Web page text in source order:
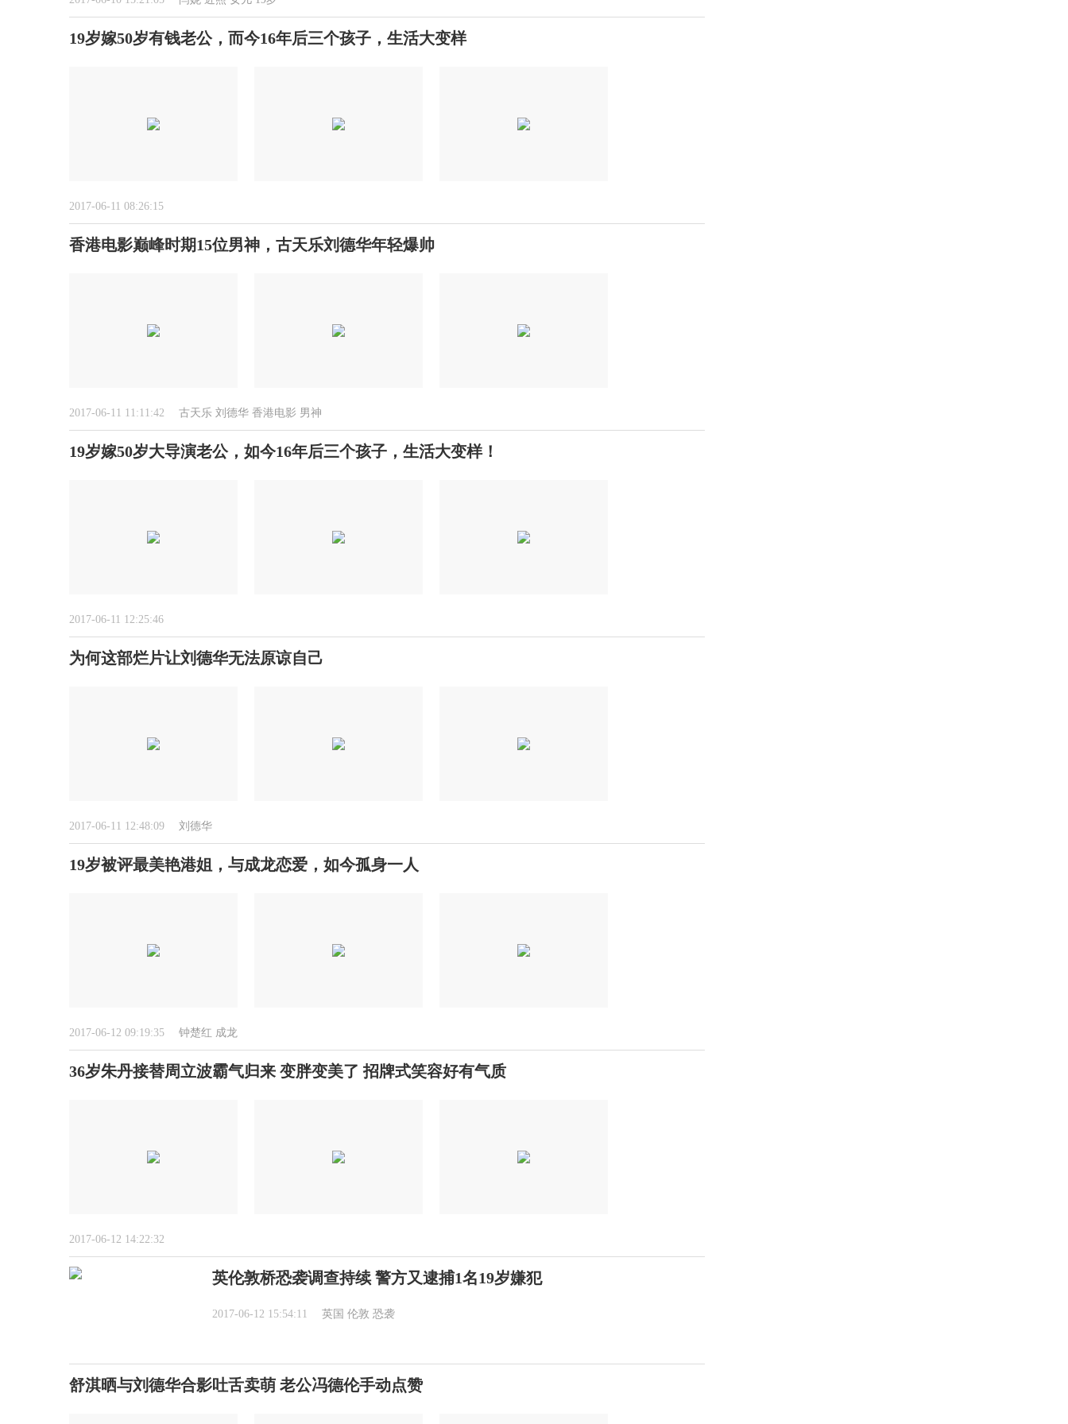
19岁嫁50岁有钱老公，而今16年后三个孩子，生活大变样
2017-06-11 08:26:15
香港电影巅峰时期15位男神，古天乐刘德华年轻爆帅
2017-06-11 11:11:42 古天乐 刘德华 香港电影 男神
19岁嫁50岁大导演老公，如今16年后三个孩子，生活大变样！
2017-06-11 12:25:46
为何这部烂片让刘德华无法原谅自己
2017-06-11 12:48:09 刘德华
19岁被评最美艳港姐，与成龙恋爱，如今孤身一人
2017-06-12 09:19:35 钟楚红 成龙
36岁朱丹接替周立波霸气归来 变胖变美了 招牌式笑容好有气质
2017-06-12 14:22:32
英伦敦桥恐袭调查持续 警方又逮捕1名19岁嫌犯
2017-06-12 15:54:11 英国 伦敦 恐袭
舒淇晒与刘德华合影吐舌卖萌 老公冯德伦手动点赞